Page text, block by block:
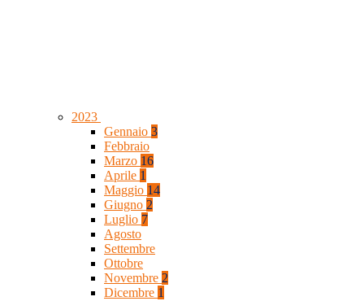
2023
Gennaio 3
Febbraio
Marzo 16
Aprile 1
Maggio 14
Giugno 2
Luglio 7
Agosto
Settembre
Ottobre
Novembre 2
Dicembre 1